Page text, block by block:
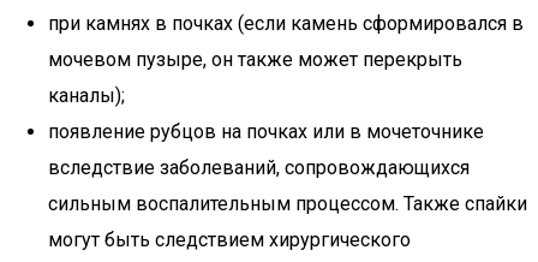
при камнях в почках (если камень сформировался в
мочевом пузыре, он также может перекрыть
каналы);
появление рубцов на почках или в мочеточнике
вследствие заболеваний, сопровождающихся
сильным воспалительным процессом. Также спайки
могут быть следствием хирургического